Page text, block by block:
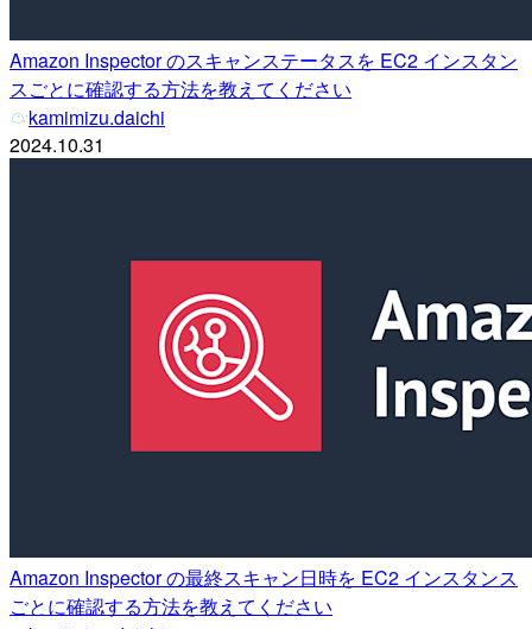
Amazon Inspector のスキャンステータスを EC2 インスタン
スごとに確認する方法を教えてください
kamimizu.daichi
2024.10.31
Amazon Inspector の最終スキャン日時を EC2 インスタンス
ごとに確認する方法を教えてください